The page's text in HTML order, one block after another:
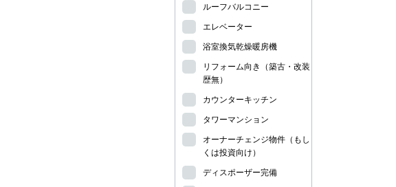
ルーフバルコニー
エレベーター
浴室換気乾燥暖房機
リフォーム向き（築古・改装
歴無）
カウンターキッチン
タワーマンション
オーナーチェンジ物件（もし
くは投資向け）
ディスポーザー完備